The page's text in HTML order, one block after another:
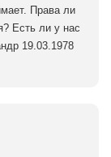
Права ли
Есть ли у нас
19.03.1978